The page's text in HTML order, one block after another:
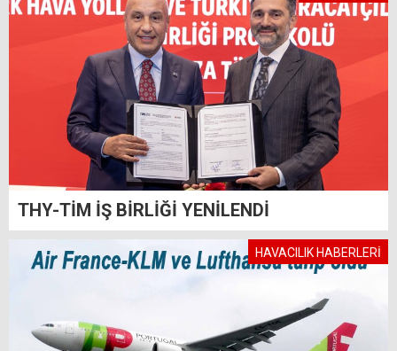
THY-TİM İŞ BİRLİĞİ YENİLENDİ
HAVACILIK HABERLERİ